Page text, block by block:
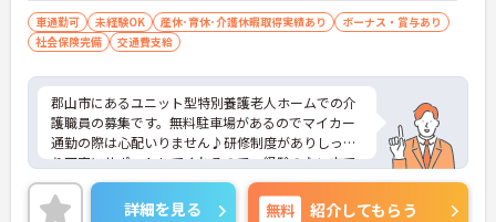
車通勤可 未経験OK 産休･育休･介護休暇取得実績あり
ボーナス・賞与あり
社会保険完備
交通費支給
郡山市にあるユニット型特別養護老人ホームでの介
護職員の募集です。無料駐車場があるのでマイカー
通勤の際は心配いりません♪研修制度がありしっか
り丁寧にサポートしてくれるので、経験のない方で
も安心して働けます！ご興味ある方は面接ポイント
をお伝えしますので、お気軽にご連絡ください。
詳細を見る 無料 紹介してもらう